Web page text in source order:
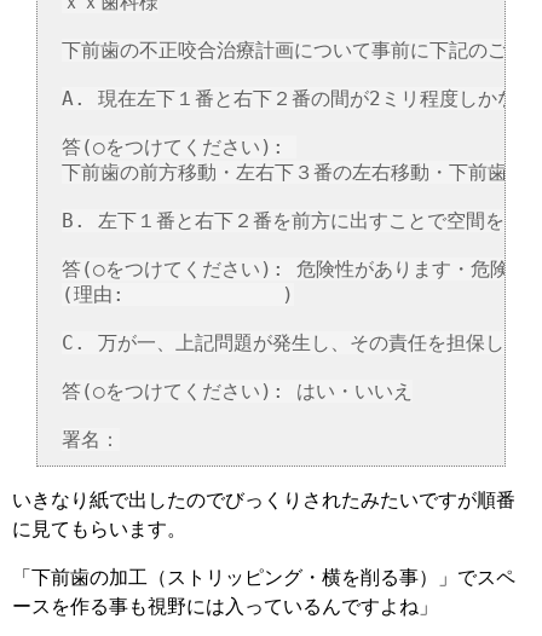
下前歯の不正咬合治療計画について事前に下記のご説
A. 現在左下１番と右下２番の間が2ミリ程度しかなく
答(○をつけてください):
下前歯の前方移動・左右下３番の左右移動
B. 左下１番と右下２番を前方に出すことで空間を作
答(○をつけてください): 危険性があります・危険性
(理由:             )
C. 万が一、上記問題が発生し、その責任を担保して
答(○をつけてください): はい・いいえ
いきなり紙で出したのでびっくりされたみたいですが順番
に見てもらいます。
「下前歯の加工（ストリッピング・横を削る事）」でスペ
ースを作る事も視野には入っているんですよね」